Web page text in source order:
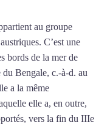
au groupe
C’est une
bords de la mer de
Bengale, c.-à-d. au
a la même
elle a, en outre,
vers la fin du IIIe